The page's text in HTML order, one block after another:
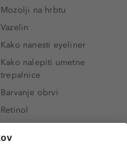
Mozolji na hrbtu
Vazelin
Kako nanesti eyeliner
Kako nalepiti umetne
trepalnice
Barvanje obrvi
Retinol